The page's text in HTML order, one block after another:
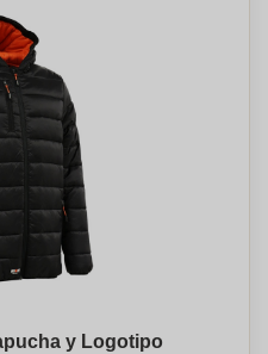
y Logotipo